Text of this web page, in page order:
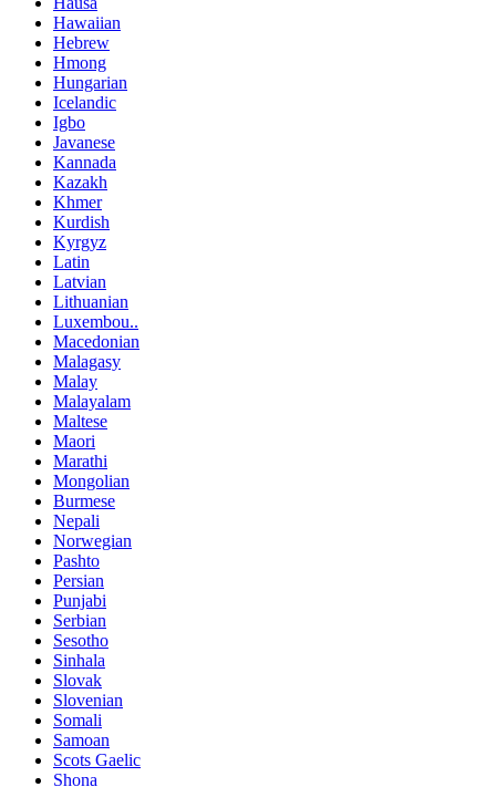
Hawaiian
Hebrew
Hmong
Hungarian
Icelandic
Igbo
Javanese
Kannada
Kazakh
Khmer
Kurdish
Kyrgyz
Latin
Latvian
Lithuanian
Luxembou..
Macedonian
Malagasy
Malay
Malayalam
Maltese
Maori
Marathi
Mongolian
Burmese
Nepali
Norwegian
Pashto
Persian
Punjabi
Serbian
Sesotho
Sinhala
Slovak
Slovenian
Somali
Samoan
Scots Gaelic
Shona